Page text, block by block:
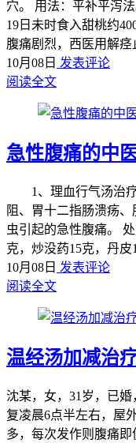
穴。 用法：平补平泻
19日未时食入甜桃约
腹痛剧烈，西医用解痉
10月08日 发表评论
阅读全文
急性腹痛的中
1、理血行气汤治疗
阻、胃十二指肠溃疡
虫引起的急性腹痛。
克，炒没药15克，丹皮
10月08日 发表评论
阅读全文
温经汤加减治
沈某，女，31岁，已婚
复凌晨6点半左右，屋
多，每次发作则腹痛即